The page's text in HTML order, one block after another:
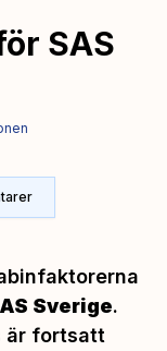
SAS
Sverige.
är fortsatt